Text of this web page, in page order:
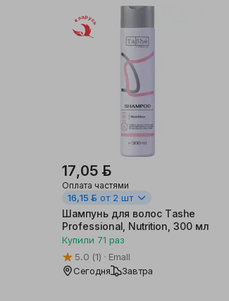
Беларусь
17,05 ƃ
Оплата частями
16,15 ƃ от 2 шт
Шампунь для волос Tashe
Professional, Nutrition, 300 мл
Купили 71 раз
5.0 (1)
Emall
Сегодня
Завтра